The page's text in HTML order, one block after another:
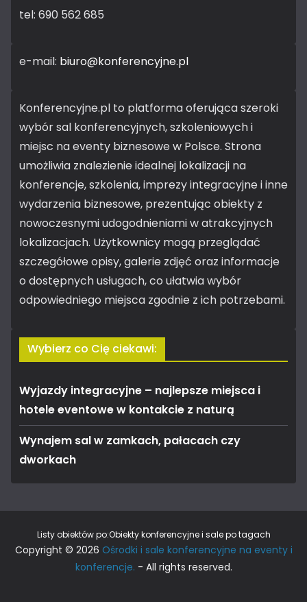
tel: 690 562 685
e-mail: biuro@konferencyjne.pl
Konferencyjne.pl to platforma oferująca szeroki
wybór sal konferencyjnych, szkoleniowych i
miejsc na eventy biznesowe w Polsce. Strona
umożliwia znalezienie idealnej lokalizacji na
konferencje, szkolenia, imprezy integracyjne i inne
wydarzenia biznesowe, prezentując obiekty z
nowoczesnymi udogodnieniami w atrakcyjnych
lokalizacjach. Użytkownicy mogą przeglądać
szczegółowe opisy, galerie zdjęć oraz informacje
o dostępnych usługach, co ułatwia wybór
odpowiedniego miejsca zgodnie z ich potrzebami.
Wybierz co Cię ciekawi:
Wyjazdy integracyjne – najlepsze miejsca i
hotele eventowe w kontakcie z naturą
Wynajem sal w zamkach, pałacach czy
dworkach
Listy obiektów po:Obiekty konferencyjne i sale po tagach
Copyright © 2026 Ośrodki i sale konferencyjne na eventy i
konferencje. - All rights reserved.